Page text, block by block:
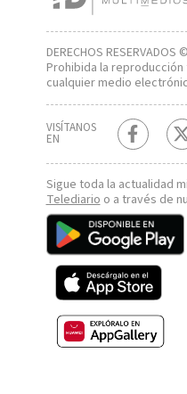
DERECHOS RESERVADOS
Prohibida la
cualquier medio
VISÍTANOS
EN
Sigue toda la actualidad
Telediario o a través de